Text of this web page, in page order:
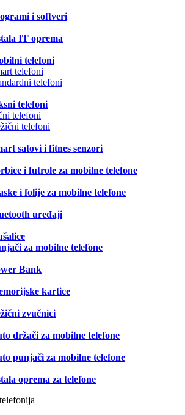
i softveri
IT oprema
telefoni
telefoni
telefoni
telefoni
telefoni
telefoni
satovi i fitnes senzori
i futrole za mobilne telefone
i folije za mobilne telefone
uređaji
za mobilne telefone
Bank
kartice
zvučnici
držači za mobilne telefone
punjači za mobilne telefone
oprema za telefone